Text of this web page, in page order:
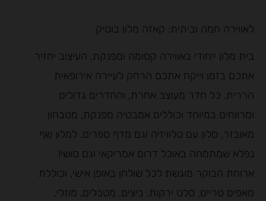
לאווירה חמה וביתית: קאזה מלון בוטיק
בית מלון ייחודי באווירה קסומה ומפנקת, העיצוב יחזיר
אתכם בזמן וייקח אתכם הרחק לעיירה אירופאית
הררית. כל חדר מעוצב אחרת, והחדרים גדולים
ומרווחים במיוחד וכוללים אמבטיה מפנקת, מטבחון
מאובזר, סלון עם טלוויזיה וגם מדף ספרים. למלון שף
נפלא שמתמחה באוכל דרום אמריקאי וגם סושי!
ארוחת הבוקר מוגשת לכל שולחן באופן אישי, וכוללת
מאפים טריים, סלט ירקות, ביצים, מטבלים, מוזלי,